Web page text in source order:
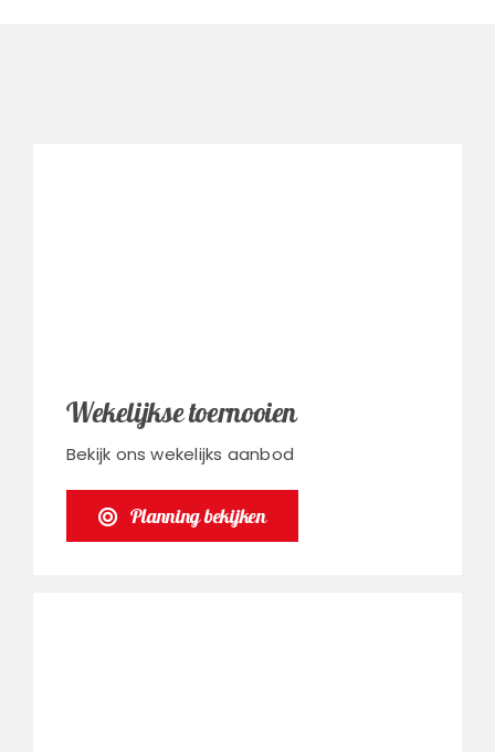
Wekelijkse toernooien
Bekijk ons wekelijks aanbod
Planning bekijken